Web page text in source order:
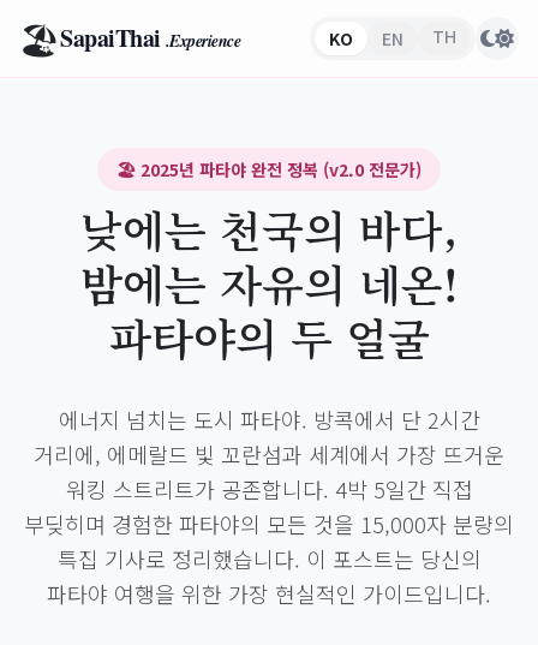
🏖️SapaiThai .Experience KO EN TH
🏖️ 2025년 파타야 완전 정복 (v2.0 전문가)
낮에는 천국의 바다,
밤에는 자유의 네온!
파타야의 두 얼굴
에너지 넘치는 도시 파타야. 방콕에서 단 2시간
거리에, 에메랄드 빛 꼬란섬과 세계에서 가장 뜨거운
워킹 스트리트가 공존합니다. 4박 5일간 직접
부딪히며 경험한 파타야의 모든 것을 15,000자 분량의
특집 기사로 정리했습니다. 이 포스트는 당신의
파타야 여행을 위한 가장 현실적인 가이드입니다.